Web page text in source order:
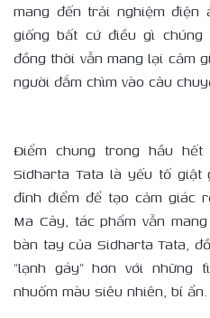
mang đến trải nghiệm điện
giống bất cứ điều gì
đồng thời vẫn mang lại cảm
người đắm chìm vào câu
Điểm chung trong hầu
Sidharta Tata là yếu tố giật
đỉnh điểm để tạo cảm giác
Ma Cây, tác phẩm vẫn
bàn tay của Sidharta Tata,
“lạnh gáy” hơn với
nhuốm màu siêu nhiên, bí ẩn.